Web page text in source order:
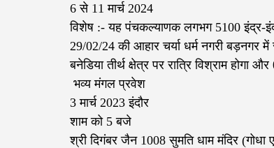
6 से 11 मार्च 2024
विशेष :- यह पंचकल्याणक लगभग 5100 इंद्र-
29/02/24 की आहार चर्या धर्म नगरी बड़नगर में
बनेडिया तीर्थ क्षेत्र पर रात्रि विश्राम होगा
‌‌ भव्य मंगल प्रवेश
3 मार्च 2023 इंदौर
शाम को 5 बजे
श्री दिगंबर जैन 1008 सुमति धाम मंदिर (गोधा